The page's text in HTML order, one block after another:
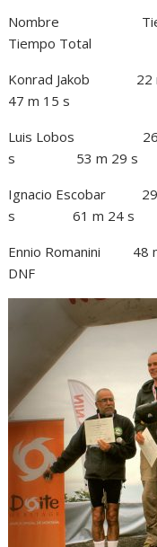
Nombre
Tiempo Total
Konrad
47 m 15 s
Luis Lobos
s 53 m 29 s
Ignacio
s 61 m 24 s
Ennio
DNF